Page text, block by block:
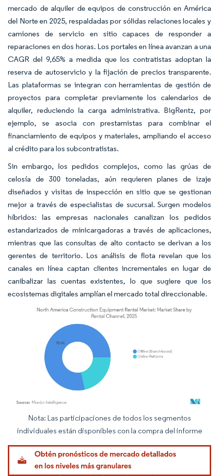
mercado de alquiler de equipos de construcción en América
del Norte en 2025, respaldadas por sólidas relaciones locales y
camiones de servicio en sitio capaces de responder a
reparaciones en dos horas. Los portales en línea avanzan a una
CAGR del 9,65% a medida que los contratistas adoptan la
reserva de autoservicio y la fijación de precios transparente.
Las plataformas se integran con herramientas de gestión de
proyectos para completar previamente los calendarios de
alquiler, reduciendo la carga administrativa. BigRentz, por
ejemplo, se asocia con prestamistas para combinar el
financiamiento de equipos y materiales, ampliando el acceso
al crédito para los subcontratistas.
Sin embargo, los pedidos complejos, como las grúas de
celosía de 300 toneladas, aún requieren planes de izaje
diseñados y visitas de inspección en sitio que se gestionan
mejor a través de especialistas de sucursal. Surgen modelos
híbridos: las empresas nacionales canalizan los pedidos
estandarizados de minicargadoras a través de aplicaciones,
mientras que las consultas de alto contacto se derivan a los
gerentes de territorio. Los análisis de flota revelan que los
canales en línea captan clientes incrementales en lugar de
canibalizar las cuentas existentes, lo que sugiere que los
ecosistemas digitales amplían el mercado total direccionable.
Imagen © Mordor Intelligence. El uso requiere atribución según CC BY 4.0.
Nota: Las participaciones de todos los segmentos
individuales están disponibles con la compra del informe